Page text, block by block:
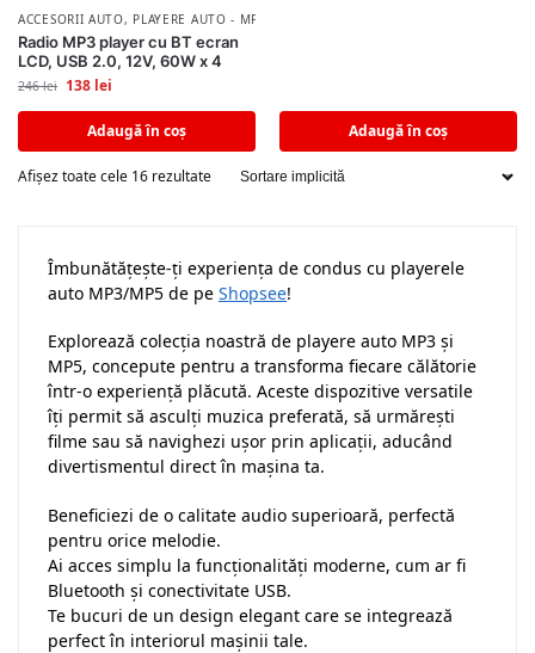
ACCESORII AUTO, PLAYERE AUTO - MP3/MP5 PLAYER
Radio MP3 player cu BT ecran
LCD, USB 2.0, 12V, 60W x 4
246lei 138 lei
Adaugă în coș Adaugă în coș
Afișez toate cele 16 rezultate
Îmbunătățește-ți experiența de condus cu playerele
auto MP3/MP5 de pe Shopsee!
Explorează colecția noastră de playere auto MP3 și
MP5, concepute pentru a transforma fiecare călătorie
într-o experiență plăcută. Aceste dispozitive versatile
îți permit să asculți muzica preferată, să urmărești
filme sau să navighezi ușor prin aplicații, aducând
divertismentul direct în mașina ta.
Beneficiezi de o calitate audio superioară, perfectă
pentru orice melodie.
Ai acces simplu la funcționalități moderne, cum ar fi
Bluetooth și conectivitate USB.
Te bucuri de un design elegant care se integrează
perfect în interiorul mașinii tale.